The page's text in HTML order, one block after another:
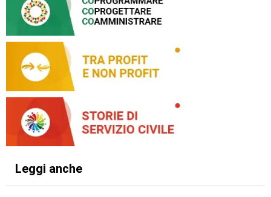
Leggi anche